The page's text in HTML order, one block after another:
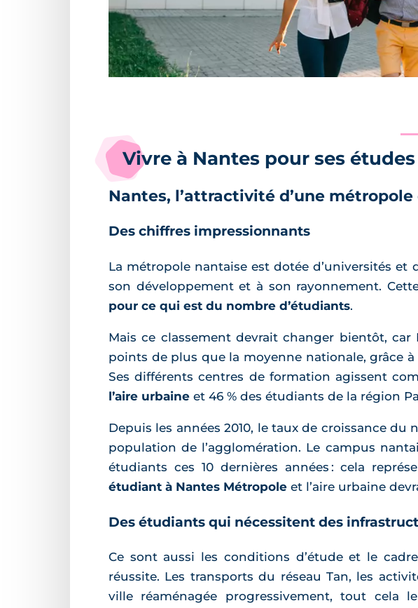
Vivre à Nantes pour ses études
Nantes, l’attractivité d’une
Des chiffres impressionnants
La métropole nantaise est dotée d’universités et
son développement et à son rayonnement.
pour ce qui est du nombre d’étudiants.
Mais ce classement devrait changer bientôt, car
points de plus que la moyenne nationale, grâce
Ses différents centres de formation agissent
l’aire urbaine et 46 % des étudiants de la région
Depuis les années 2010, le taux de croissance
population de l’agglomération. Le campus
étudiants ces 10 dernières années : cela
étudiant à Nantes Métropole et l’aire urbaine
Des étudiants qui nécessitent des
Ce sont aussi les conditions d’étude et le
réussite. Les transports du réseau Tan, les
ville réaménagée progressivement, tout